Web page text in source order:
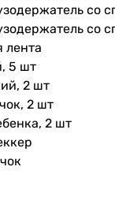
со
со
лента
5 шт
2 шт
2 шт
2 шт